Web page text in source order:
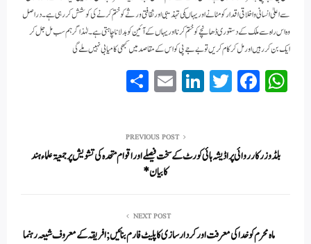
سے اعلی ٰ انسانی و اخلاقی اقدار کومٹا نے اور یہاںکی تہذیبی اور ثقافتی ورثے کو ختم کرنے کی کوشش کررہی ہے۔ دراصل
وہ اس راہ سے ملک کے دستوری ڈھانچے کو ختم کرنا اور یہاں کے آئین کو بدلا نا چاہتی ہے۔لہٰذ اگر ہم سب مل جل کر
ایک بن کر رہیں اور مل کر کام کریں تو بے جے پی کو اس کے مقاصد میں کبھی کامیابی نہیں ملے گی
W
ha
A
pp
Fa
ce
ok
T
wi
r
Li
nk
In
E
m
PREVIOUS POST
بلڈوزر کارروائی پر اڈیشہ ہائی کورٹ کے سخت فیصلے اور اقوام متحدہ کی تشویش پر جمعیۃ علماء ہند
کابیان*
NEXT POST
ماہ محرم کو خدا کی معرفت اور کردار سازی کا پلیٹ فارم بنائیں; افریقہ کے معروف شیعہ رہنما